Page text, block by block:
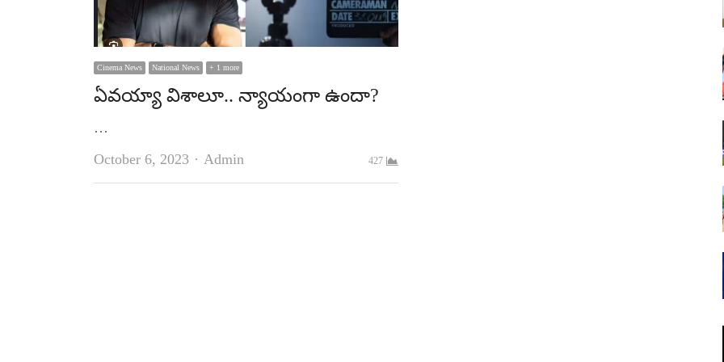
Cinema News National News + 1 more
ఏవయ్యా విశాలూ.. న్యాయంగా ఉందా?
…
October 6, 2023
Author
Admin 427